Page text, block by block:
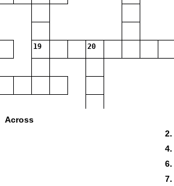
19 20
Across
2.
4.
6.
7.